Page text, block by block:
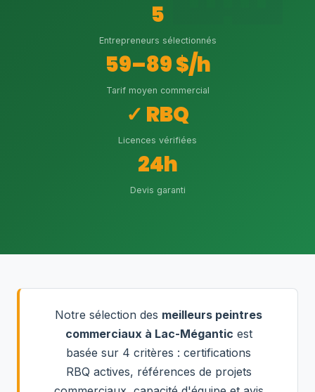
5
Entrepreneurs sélectionnés
59–89 $/h
Tarif moyen commercial
✓ RBQ
Licences vérifiées
24h
Devis garanti
Notre sélection des meilleurs peintres
commerciaux à Lac-Mégantic est
basée sur 4 critères : certifications
RBQ actives, références de projets